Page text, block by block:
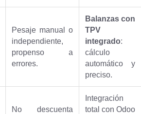
Pesaje manual o
independiente,
propenso a
errores.
Balanzas con
TPV
integrado:
cálculo
automático y
preciso.
No descuenta
Integración
total con Odoo